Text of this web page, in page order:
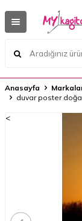
Anasayfa
duvar poster
<